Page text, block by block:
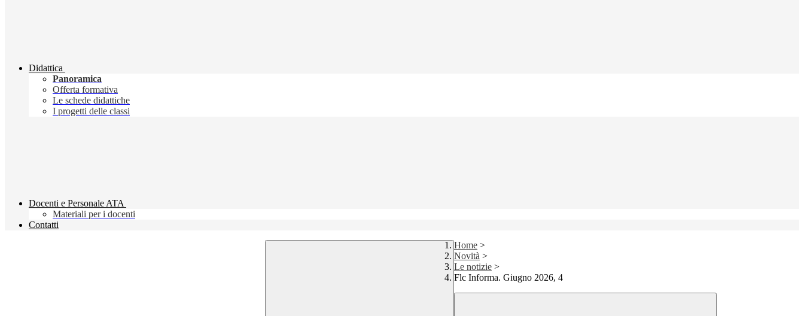
Didattica
Panoramica
Offerta formativa
Le schede didattiche
I progetti delle classi
Docenti e Personale ATA
Materiali per i docenti
Contatti
Home >
Novità >
Le notizie >
Flc Informa. Giugno 2026, 4